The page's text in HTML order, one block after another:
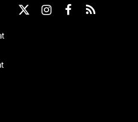
X
Instagram
Facebook
RSS